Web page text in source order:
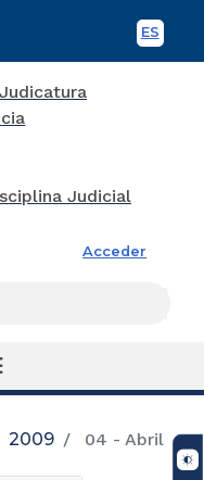
ES
Acceder
2009 04 - Abril